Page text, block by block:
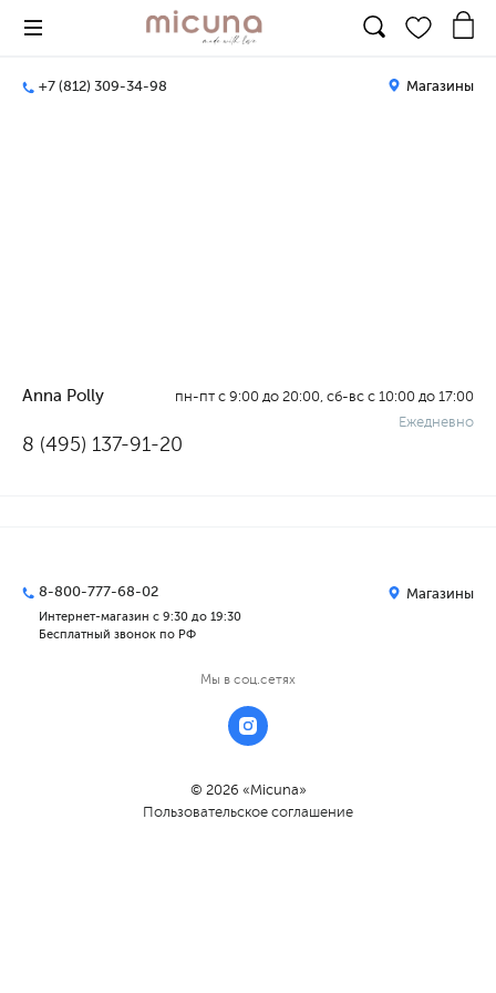
+7 (812) 309-34-98 Магазины
Anna Polly
пн-пт с 9:00 до 20:00, сб-вс с 10:00 до 17:00
Ежедневно
8 (495) 137-91-20
8-800-777-68-02
Интернет-магазин с 9:30 до 19:30
Бесплатный звонок по РФ
Магазины
Мы в соц.сетях
© 2026 «Micuna»
Пользовательское соглашение